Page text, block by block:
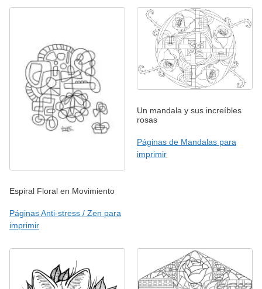
Espiral Floral en Movimiento
Páginas Anti-stress / Zen para
imprimir
Un mandala y sus increíbles
rosas
Páginas de Mandalas para
imprimir